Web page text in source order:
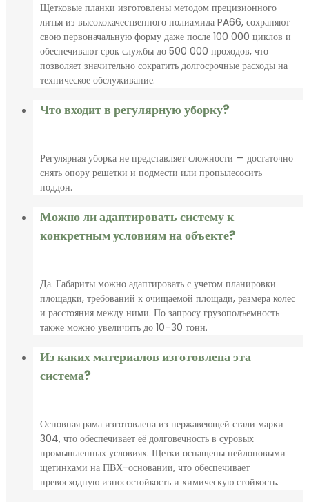
Щетковые планки изготовлены методом прецизионного
литья из высококачественного полиамида PA66, сохраняют
свою первоначальную форму даже после 100 000 циклов и
обеспечивают срок службы до 500 000 проходов, что
позволяет значительно сократить долгосрочные расходы на
техническое обслуживание.
Что входит в регулярную уборку?
Регулярная уборка не представляет сложности — достаточно
снять опору решетки и подмести или пропылесосить
поддон.
Можно ли адаптировать систему к
конкретным условиям на объекте?
Да. Габариты можно адаптировать с учетом планировки
площадки, требований к очищаемой площади, размера колес
и расстояния между ними. По запросу грузоподъемность
также можно увеличить до 10–30 тонн.
Из каких материалов изготовлена эта
система?
Основная рама изготовлена из нержавеющей стали марки
304, что обеспечивает её долговечность в суровых
промышленных условиях. Щетки оснащены нейлоновыми
щетинками на ПВХ-основании, что обеспечивает
превосходную износостойкость и химическую стойкость.